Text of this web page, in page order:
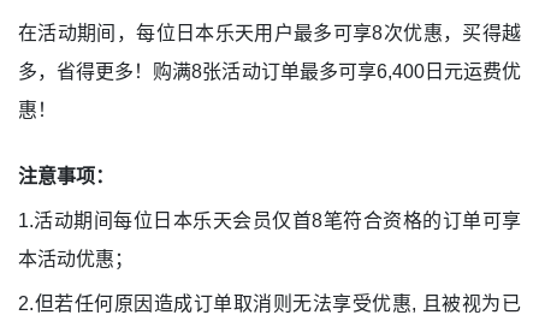
在活动期间，每位日本乐天用户最多可享8次优惠，买得越
多，省得更多！购满8张活动订单最多可享6,400日元运费优
惠！
注意事项：
1.活动期间每位日本乐天会员仅首8笔符合资格的订单可享
本活动优惠；
2.但若任何原因造成订单取消则无法享受优惠, 且被视为已